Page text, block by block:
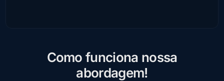
Como funciona nossa
abordagem!